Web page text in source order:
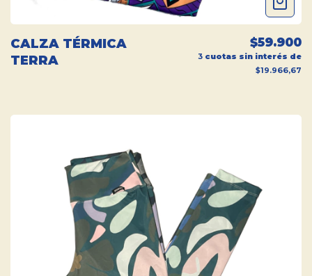
CALZA TÉRMICA
TERRA
$59.900
3 cuotas sin interés de
$19.966,67